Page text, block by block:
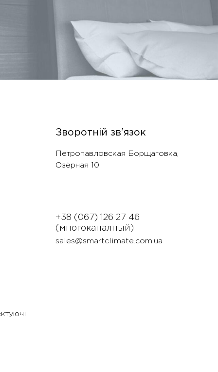
Зворотній зв’язок
Петропавловская Борщаговка,
Озëрная 10
+38 (067) 126 27 46
(многоканалный)
sales@smartclimate.com.ua